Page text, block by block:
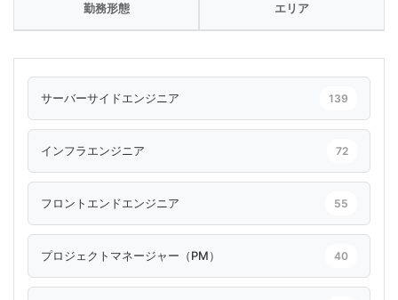
勤務形態 エリア
サーバーサイドエンジニア 139
インフラエンジニア 72
フロントエンドエンジニア 55
プロジェクトマネージャー（PM） 40